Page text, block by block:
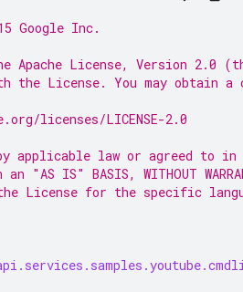
Google Inc.
Apache License, Version
the License. You may obtain
licenses/LICENSE-2.0
applicable law or agreed to
IS" BASIS, WITHOUT
License for the specific